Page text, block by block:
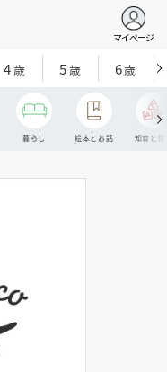
マイページ
4歳 5歳 6歳
暮らし 絵本とお話 知育と探